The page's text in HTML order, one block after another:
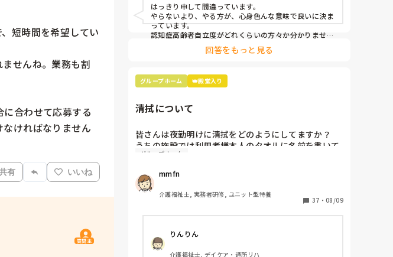
短時間を希望してい
せんね。業務も割
合わせて応募する
ければなりません
有 いいね
質問主
はっきり申して間違っています。
やらないより、やる方が、心身色んな意味で良いに決ま
っています。
認知症高齢者自立度がどれくらいの方々か分かりません
が、他に１日を通して楽しみ、自立支援に繋がる事が提
供できるのでしたらまだしもですが…
が出来ない施設ですので、絶対にレクリエーションには
取り組むべきです。ご家族意向、ケアプラン共に認知機
回答をもっと見る
グループホーム 👑殿堂入り
清拭について
皆さんは夜勤明けに清拭をどのようにしてますか？
うちの施設では利用者様本人のタオルに名前を書いて
用意して人肌ほどのお湯に清拭剤を入れて部分清拭を
めて洗濯機で洗ってます。今時、こんなやり方はいか
がなものなのかと思って疑問に思ってます。良きアド
バイスよろしくお願いします。
グループホーム
mmfn
介護福祉士, 実務者研修, ユニット型特養
37 ・ 08/09
りんりん
介護福祉士, デイケア・通所リハ